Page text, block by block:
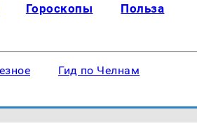
Гороскопы Польза
Гид по Челнам